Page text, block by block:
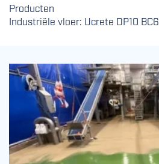
Producten
Industriële vloer: Ucrete DP10 BC6